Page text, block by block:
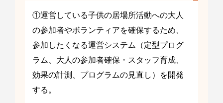
①運営している子供の居場所活動への大人
の参加者やボランティアを確保するため、
参加したくなる運営システム（定型プログ
ラム、大人の参加者確保・スタッフ育成、
効果の計測、プログラムの見直し）を開発
する。